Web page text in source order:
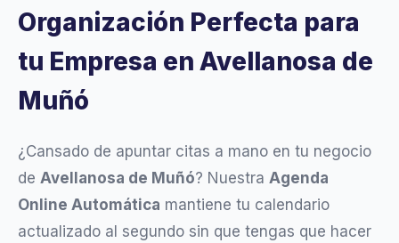
Organización Perfecta para
tu Empresa en Avellanosa de
Muñó
¿Cansado de apuntar citas a mano en tu negocio
de Avellanosa de Muñó? Nuestra Agenda
Online Automática mantiene tu calendario
actualizado al segundo sin que tengas que hacer